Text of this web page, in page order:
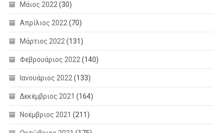
Μάιος 2022(30)
Απρίλιος 2022(70)
Μάρτιος 2022(131)
Φεβρουάριος 2022(140)
Ιανουάριος 2022(133)
Δεκέμβριος 2021 (164)
Νοέμβριος 2021 (211)